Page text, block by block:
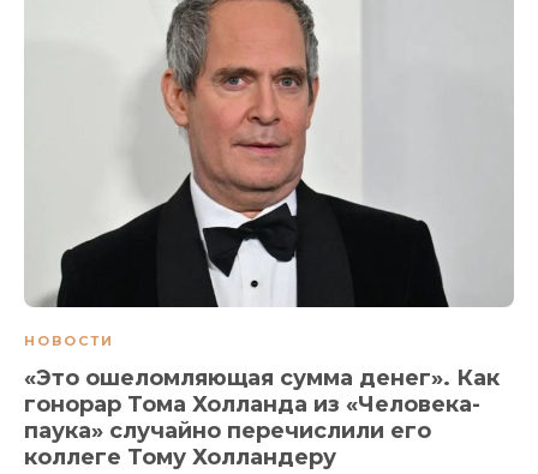
НОВОСТИ
«Это ошеломляющая сумма денег». Как
гонорар Тома Холланда из «Человека-
паука» случайно перечислили его
коллеге Тому Холландеру